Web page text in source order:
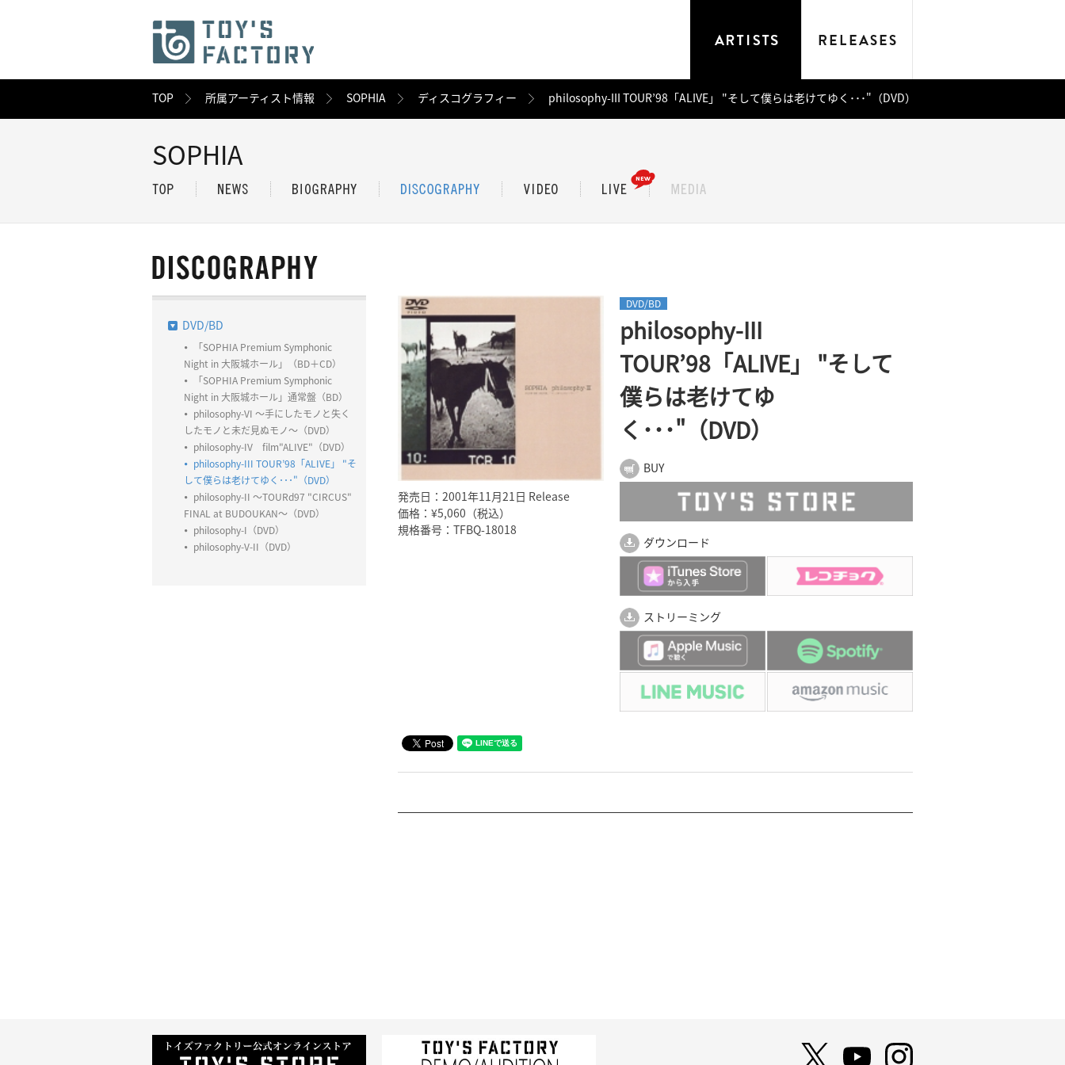
TOP 所属アーティスト情報 SOPHIA ディスコグラフィー philosophy-III TOUR’98「ALIVE」 "そして僕らは老けてゆく･･･"（DVD）
SOPHIA
DVD/BD
「SOPHIA Premium Symphonic
Night in 大阪城ホール」（BD＋CD）
「SOPHIA Premium Symphonic
Night in 大阪城ホール」通常盤（BD）
philosophy-VI ～手にしたモノと失く
したモノと未だ見ぬモノ～（DVD）
philosophy-IV film"ALIVE"（DVD）
philosophy-III TOUR’98「ALIVE」 "そ
して僕らは老けてゆく･･･"（DVD）
philosophy-II ～TOURd97 "CIRCUS"
FINAL at BUDOUKAN～（DVD）
philosophy-I（DVD）
philosophy-V-II（DVD）
発売日：2001年11月21日 Release
価格：¥5,060（税込）
規格番号：TFBQ-18018
DVD/BD
philosophy-III
TOUR’98「ALIVE」 "そして
僕らは老けてゆ
く･･･"（DVD）
BUY
ダウンロード
ストリーミング